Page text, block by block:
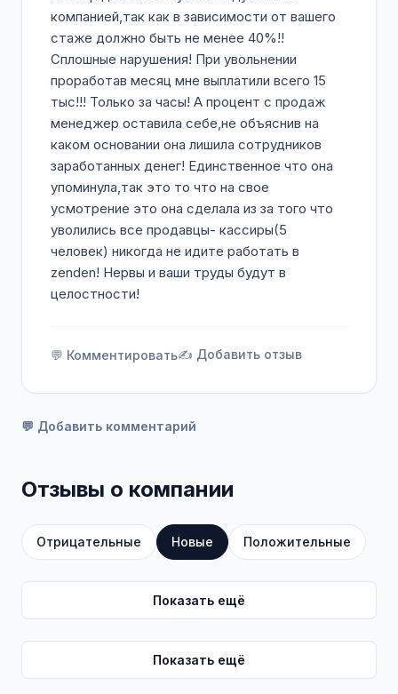
компанией,так как в зависимости от вашего
стаже должно быть не менее 40%!!
Сплошные нарушения! При увольнении
проработав месяц мне выплатили всего 15
тыс!!! Только за часы! А процент с продаж
менеджер оставила себе,не объяснив на
каком основании она лишила сотрудников
заработанных денег! Единственное что она
упоминула,так это то что на свое
усмотрение это она сделала из за того что
уволились все продавцы- кассиры(5
человек) никогда не идите работать в
zenden! Нервы и ваши труды будут в
целостности!
💬 Комментировать✍️ Добавить отзыв
💬 Добавить комментарий
Отзывы о компании
Отрицательные Новые Положительные
Показать ещё
Показать ещё